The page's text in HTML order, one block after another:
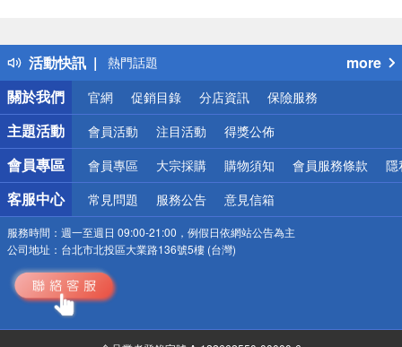
活動快訊
得獎公告
熱門話題
銀行優惠
偏遠地區配送
詐騙網頁！請小心！
more
關於我們
官網 促銷目錄 分店資訊 保險服務
主題活動 會員活動 注目活動 得獎公佈
會員專區 會員專區 大宗採購 購物須知 會員服務條款 隱
客服中心 常見問題 服務公告 意見信箱
服務時間： 週一至週日 09:00-21:00，例假日依網站公告為主
公司地址： 台北市北投區大業路136號5樓 (台灣)